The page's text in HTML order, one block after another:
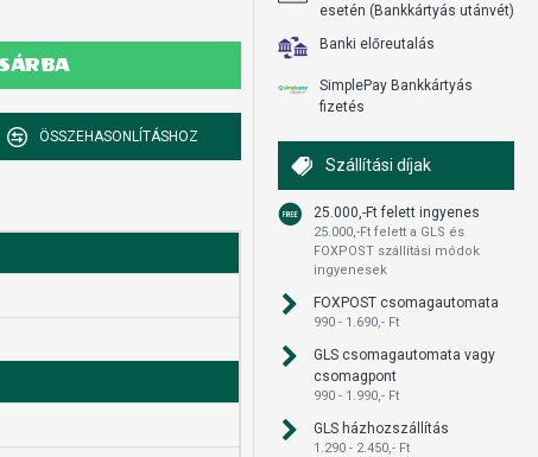
ÖSSZEHASONLÍTÁSHOZ
esetén (Bankkártyás utánvét)
Banki előreutalás
SimplePay Bankkártyás
fizetés
Szállítási díjak
25.000,-Ft felett ingyenes
25.000,-Ft felett a GLS és
FOXPOST szállítási módok
ingyenesek
FOXPOST csomagautomata
990 - 1.690,- Ft
GLS csomagautomata vagy
csomagpont
990 - 1.990,- Ft
GLS házhozszállítás
1.290 - 2.450,- Ft